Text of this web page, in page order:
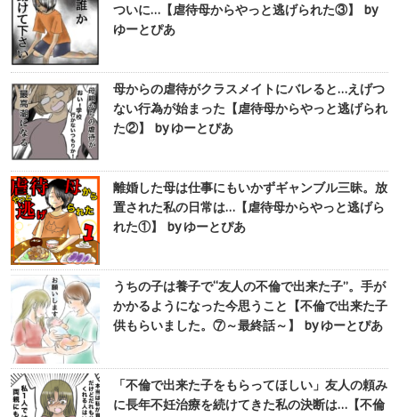
ついに…【虐待母からやっと逃げられた③】 by
ゆーとぴあ
母からの虐待がクラスメイトにバレると…えげつ
ない行為が始まった【虐待母からやっと逃げられ
た②】 by ゆーとぴあ
離婚した母は仕事にもいかずギャンブル三昧。放
置された私の日常は…【虐待母からやっと逃げら
れた①】 by ゆーとぴあ
うちの子は養子で“友人の不倫で出来た子”。手が
かかるようになった今思うこと【不倫で出来た子
供もらいました。⑦～最終話～】 by ゆーとぴあ
「不倫で出来た子をもらってほしい」友人の頼み
に長年不妊治療を続けてきた私の決断は…【不倫